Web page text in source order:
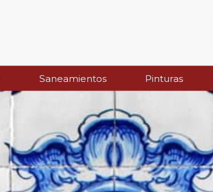
Saneamientos Pinturas